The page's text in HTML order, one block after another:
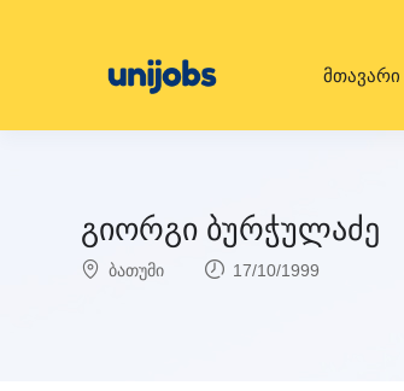
მთავარი
გიორგი ბურჭულაძე
ბათუმი 17/10/1999